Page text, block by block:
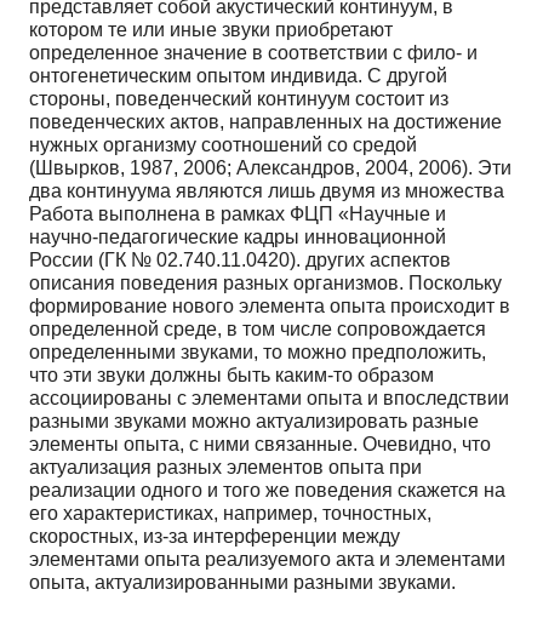
представляет собой акустический континуум, в
котором те или иные звуки приобретают
определенное значение в соответствии с фило- и
онтогенетическим опытом индивида. С другой
стороны, поведенческий континуум состоит из
поведенческих актов, направленных на достижение
нужных организму соотношений со средой
(Швырков, 1987, 2006; Александров, 2004, 2006). Эти
два континуума являются лишь двумя из множества
Работа выполнена в рамках ФЦП «Научные и
научно-педагогические кадры инновационной
России (ГК № 02.740.11.0420). других аспектов
описания поведения разных организмов. Поскольку
формирование нового элемента опыта происходит в
определенной среде, в том числе сопровождается
определенными звуками, то можно предположить,
что эти звуки должны быть каким-то образом
ассоциированы с элементами опыта и впоследствии
разными звуками можно актуализировать разные
элементы опыта, с ними связанные. Очевидно, что
актуализация разных элементов опыта при
реализации одного и того же поведения скажется на
его характеристиках, например, точностных,
скоростных, из-за интерференции между
элементами опыта реализуемого акта и элементами
опыта, актуализированными разными звуками.